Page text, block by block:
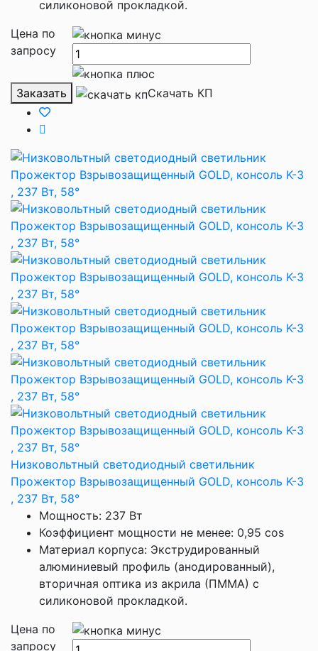
силиконовой прокладкой.
Цена по
запросу
Заказать Скачать КП
Низковольтный светодиодный светильник
Прожектор Взрывозащищенный GOLD, консоль K-3
, 237 Вт, 58°
Мощность: 237 Вт
Коэффициент мощности не менее: 0,95 cos
Материал корпуса: Экструдированный
алюминиевый профиль (анодированный),
вторичная оптика из акрила (ПММА) с
силиконовой прокладкой.
Цена по
запросу